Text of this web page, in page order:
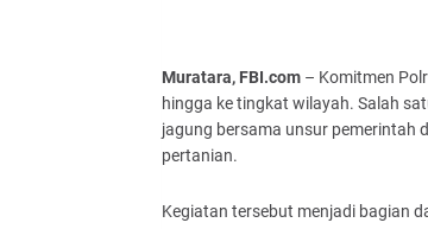
Muratara, FBI.com– Komitmen
hingga ke tingkat wilayah. Salah
jagung bersama unsur pemerintah
pertanian.
Kegiatan tersebut menjadi bagian